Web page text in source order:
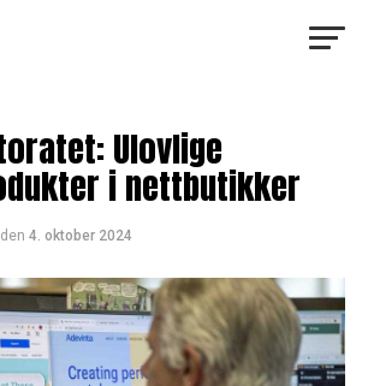
Ulovlige
i nettbutikker
den 4. oktober 2024